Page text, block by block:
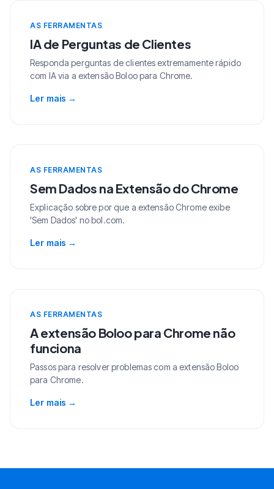
AS FERRAMENTAS
IA de Perguntas de Clientes
Responda perguntas de clientes extremamente rápido
com IA via a extensão Boloo para Chrome.
Ler mais →
AS FERRAMENTAS
Sem Dados na Extensão do Chrome
Explicação sobre por que a extensão Chrome exibe
'Sem Dados' no bol.com.
Ler mais →
AS FERRAMENTAS
A extensão Boloo para Chrome não
funciona
Passos para resolver problemas com a extensão Boloo
para Chrome.
Ler mais →